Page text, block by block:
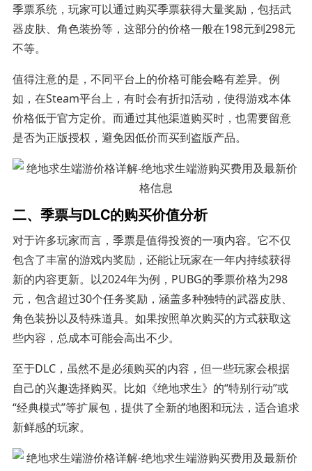
季票系统，玩家可以通过购买季票获得大量奖励，包括武
器皮肤、角色装扮等，这部分的价格一般在198元到298元
不等。
值得注意的是，不同平台上的价格可能会略有差异。例
如，在Steam平台上，有时会有折扣活动，使得游戏本体
价格低于官方定价。而通过其他渠道购买时，也需要留意
是否为正版授权，避免因低价而买到盗版产品。
二、季票与DLC的购买价值分析
对于许多玩家而言，季票是值得投资的一项内容。它不仅
包含了丰富的游戏内奖励，还能让玩家在一年内持续获得
新的内容更新。以2024年为例，PUBG的季票价格为298
元，包含超过30个任务奖励，涵盖多种独特的武器皮肤、
角色装扮以及特殊道具。如果按照单次购买的方式获取这
些内容，总成本可能会高出不少。
至于DLC，虽然不是必须购买的内容，但一些玩家会根据
自己的兴趣选择购买。比如《绝地求生》的“特别行动”或
“经典模式”等扩展包，提供了全新的地图和玩法，适合追求
新鲜感的玩家。